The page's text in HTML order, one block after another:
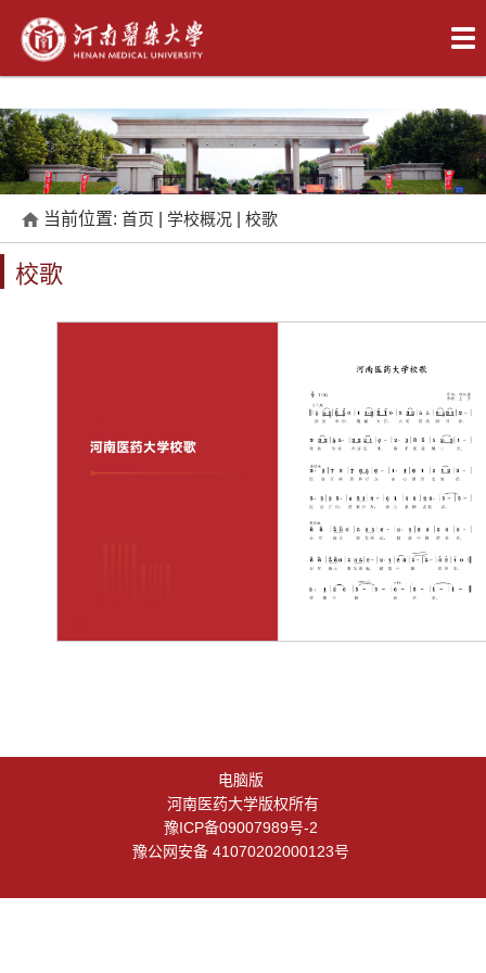
当前位置: 首页 学校概况 校歌
校歌
电脑版
河南医药大学版权所有
豫ICP备09007989号-2
豫公网安备 41070202000123号